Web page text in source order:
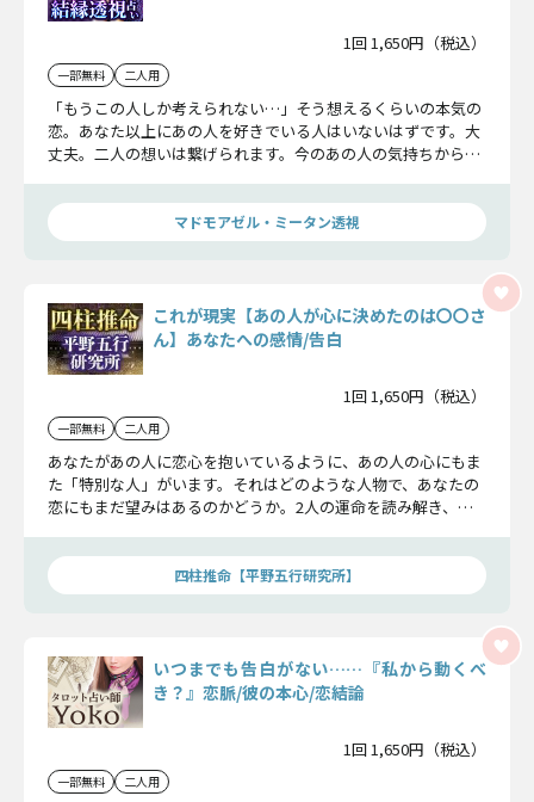
1回 1,650円（税込）
一部無料 二人用
「もうこの人しか考えられない…」そう想えるくらいの本気の
恋。あなた以上にあの人を好きでいる人はいないはずです。大
丈夫。二人の想いは繋げられます。今のあの人の気持ちからこ
マドモアゼル・ミータン透視
これが現実【あの人が心に決めたのは〇〇さ
ん】あなたへの感情/告白
1回 1,650円（税込）
一部無料 二人用
あなたがあの人に恋心を抱いているように、あの人の心にもま
た「特別な人」がいます。それはどのような人物で、あなたの
恋にもまだ望みはあるのかどうか。2人の運命を読み解き、あ
四柱推命【平野五行研究所】
いつまでも告白がない……『私から動くべ
き？』恋脈/彼の本心/恋結論
1回 1,650円（税込）
一部無料 二人用